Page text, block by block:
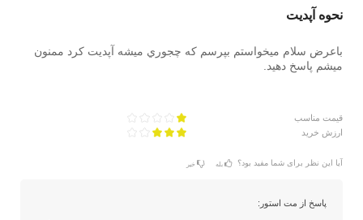
نحوه آپديت
باعرض سلام ميخواستم بپرسم كه چجوري ميشه آپديت كرد ممنون
ميشم پاسخ دهيد.
قیمت مناسب
ارزش خرید
آیا این نظر برای شما مفید بود؟ بله خیر
پاسخ از مت استور: